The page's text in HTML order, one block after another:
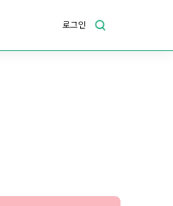
로그인